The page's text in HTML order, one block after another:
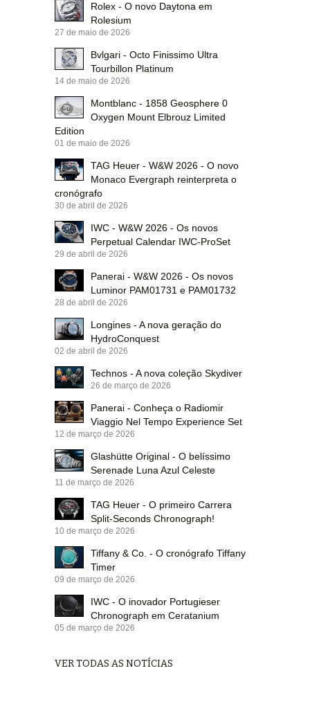
Rolex - O novo Daytona em
Rolesium
27 de maio de 2026
Bvlgari - Octo Finissimo Ultra
Tourbillon Platinum
14 de maio de 2026
Montblanc - 1858 Geosphere 0
Oxygen Mount Elbrouz Limited
Edition
01 de maio de 2026
TAG Heuer - W&W 2026 - O novo
Monaco Evergraph reinterpreta o
cronógrafo
30 de abril de 2026
IWC - W&W 2026 - Os novos
Perpetual Calendar IWC-ProSet
29 de abril de 2026
Panerai - W&W 2026 - Os novos
Luminor PAM01731 e PAM01732
28 de abril de 2026
Longines - A nova geração do
HydroConquest
02 de abril de 2026
Technos - A nova coleção Skydiver
26 de março de 2026
Panerai - Conheça o Radiomir
Viaggio Nel Tempo Experience Set
12 de março de 2026
Glashütte Original - O belíssimo
Serenade Luna Azul Celeste
11 de março de 2026
TAG Heuer - O primeiro Carrera
Split-Seconds Chronograph!
10 de março de 2026
Tiffany & Co. - O cronógrafo Tiffany
Timer
09 de março de 2026
IWC - O inovador Portugieser
Chronograph em Ceratanium
05 de março de 2026
VER TODAS AS NOTÍCIAS